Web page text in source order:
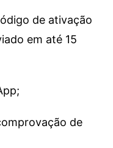
de ativação
em até 15
de